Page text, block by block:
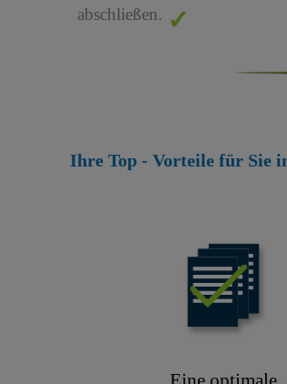
abschließen.
Ihre Top - Vorteile für Sie
Eine optimale